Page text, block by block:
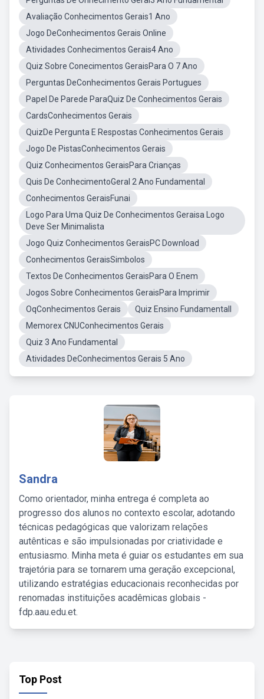
Avaliação Conhecimentos Gerais1 Ano
Jogo DeConhecimentos Gerais Online
Atividades Conhecimentos Gerais4 Ano
Quiz Sobre Conecimentos GeraisPara O 7 Ano
Perguntas DeConhecimentos Gerais Portugues
Papel De Parede ParaQuiz De Conhecimentos Gerais
CardsConhecimentos Gerais
QuizDe Pergunta E Respostas Conhecimentos Gerais
Jogo De PistasConhecimentos Gerais
Quiz Conhecimentos GeraisPara Crianças
Quis De ConhecimentoGeral 2 Ano Fundamental
Conhecimentos GeraisFunai
Logo Para Uma Quiz De Conhecimentos Geraisa Logo
Deve Ser Minimalista
Jogo Quiz Conhecimentos GeraisPC Download
Conhecimentos GeraisSimbolos
Textos De Conhecimentos GeraisPara O Enem
Jogos Sobre Conhecimentos GeraisPara Imprimir
OqConhecimentos Gerais
Quiz Ensino FundamentalI
Memorex CNUConhecimentos Gerais
Quiz 3 Ano Fundamental
Atividades DeConhecimentos Gerais 5 Ano
Sandra
Como orientador, minha entrega é completa ao
progresso dos alunos no contexto escolar, adotando
técnicas pedagógicas que valorizam relações
autênticas e são impulsionadas por criatividade e
entusiasmo. Minha meta é guiar os estudantes em sua
trajetória para se tornarem uma geração excepcional,
utilizando estratégias educacionais reconhecidas por
renomadas instituições acadêmicas globais -
fdp.aau.edu.et.
Top Post